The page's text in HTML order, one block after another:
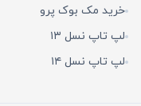
خرید مک بوک پرو
لپ تاپ نسل ۱۳
لپ تاپ نسل ۱۴